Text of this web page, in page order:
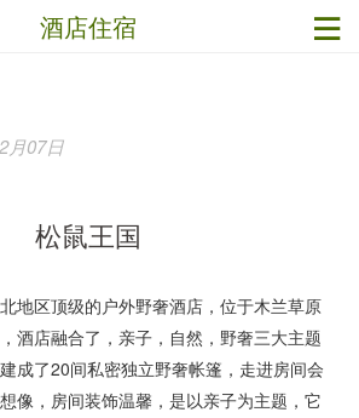
酒店住宿
月07日
松鼠王国
地区顶级的户外野奢酒店，位于木兰草原
酒店融合了，亲子，自然，野奢三大主题
成了20间私密独立野奢帐篷，走进房间会
像，房间装饰温馨，是以亲子为主题，它